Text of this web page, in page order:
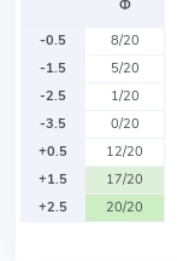
Ф
-0.5
8/20
-1.5
5/20
-2.5
1/20
-3.5
0/20
+0.5
12/20
+1.5
17/20
+2.5
20/20